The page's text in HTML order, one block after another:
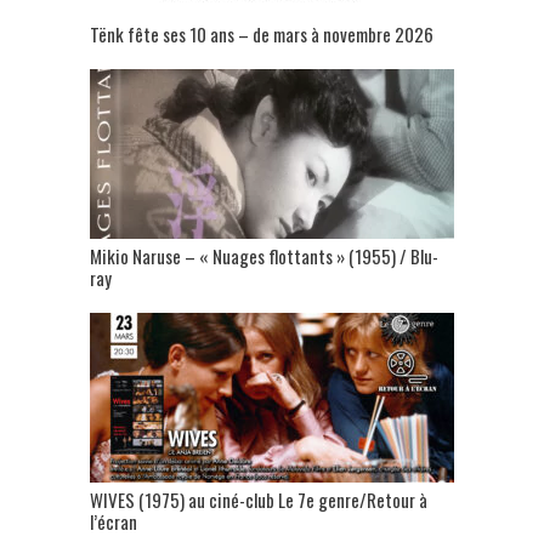
Tënk fête ses 10 ans – de mars à novembre 2026
Mikio Naruse – « Nuages flottants » (1955) / Blu-
ray
WIVES (1975) au ciné-club Le 7e genre/Retour à
l’écran